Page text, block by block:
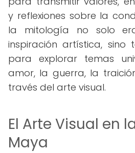
y reflexiones sobre la
la mitología no solo
inspiración artística, sino
para explorar temas
amor, la guerra, la
través del arte visual.
El Arte Visual en
Maya